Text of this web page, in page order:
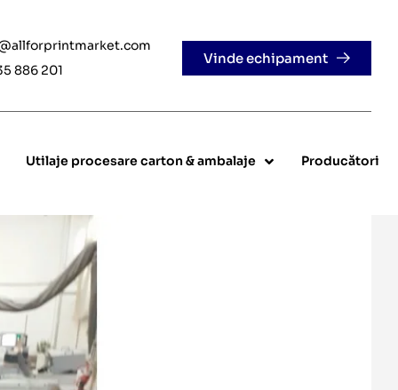
886 201
Vinde echipament
Utilaje procesare carton & ambalaje Producători